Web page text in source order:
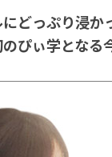
どっぷり浸か
ぴぃ学となる